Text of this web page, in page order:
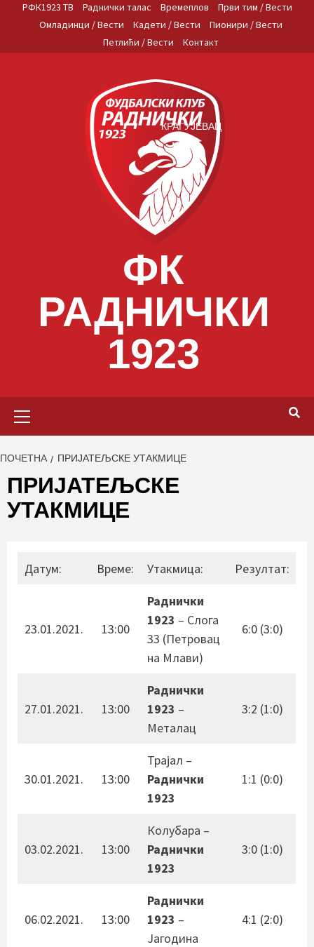
РФК1923 ТВ Раднички талас Времеплов
Први тим / Вести
Омладинци / Вести
Кадети / Вести
Пионири / Вести
Петлићи / Вести
Контакт
ФК
РАДНИЧКИ
1923
КРАГУЈЕВАЦ
ПОЧЕТНА ПРИЈАТЕЉСКЕ УТАКМИЦЕ
ПРИЈАТЕЉСКЕ
УТАКМИЦЕ
Датум: Време: Утакмица: Резултат:
23.01.2021. 13:00
Раднички
1923 – Слога
33 (Петровац
на Млави)
6:0 (3:0)
27.01.2021. 13:00
Раднички
1923 –
Металац
3:2 (1:0)
30.01.2021. 13:00
Трајал –
Раднички
1923
1:1 (0:0)
03.02.2021. 13:00
Колубара –
Раднички
1923
3:0 (1:0)
06.02.2021. 13:00
Раднички
1923 –
Јагодина
4:1 (2:0)